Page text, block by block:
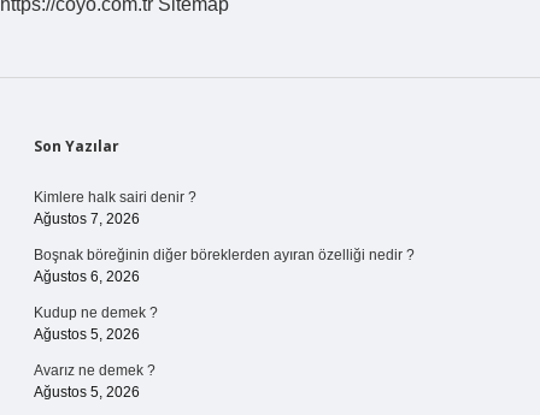
https://coyo.com.tr Sitemap
Sidebar
Son Yazılar
Kimlere halk sairi denir ?
Ağustos 7, 2026
Boşnak böreğinin diğer böreklerden ayıran özelliği nedir ?
Ağustos 6, 2026
Kudup ne demek ?
Ağustos 5, 2026
Avarız ne demek ?
Ağustos 5, 2026